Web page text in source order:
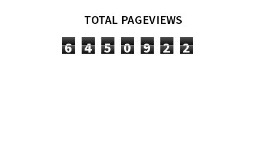
TOTAL PAGEVIEWS
6 4 5 0 9 2 2